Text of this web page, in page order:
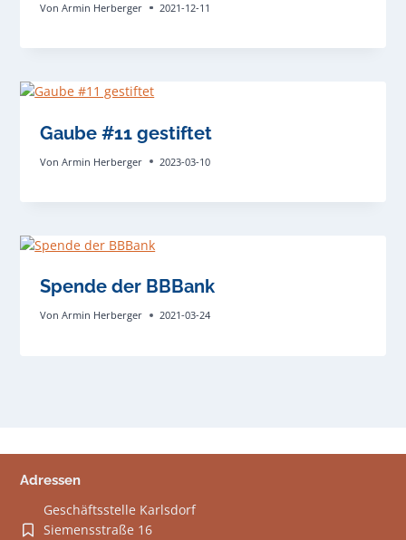
Von Armin Herberger 2021-12-11
Gaube #11 gestiftet
Von Armin Herberger 2023-03-10
Spende der BBBank
Von Armin Herberger 2021-03-24
Adressen
Geschäftsstelle Karlsdorf
Siemensstraße 16